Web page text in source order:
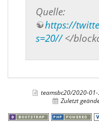
Quelle:
https://
s=20//</
teamsbc20/2020-
Zuletzt